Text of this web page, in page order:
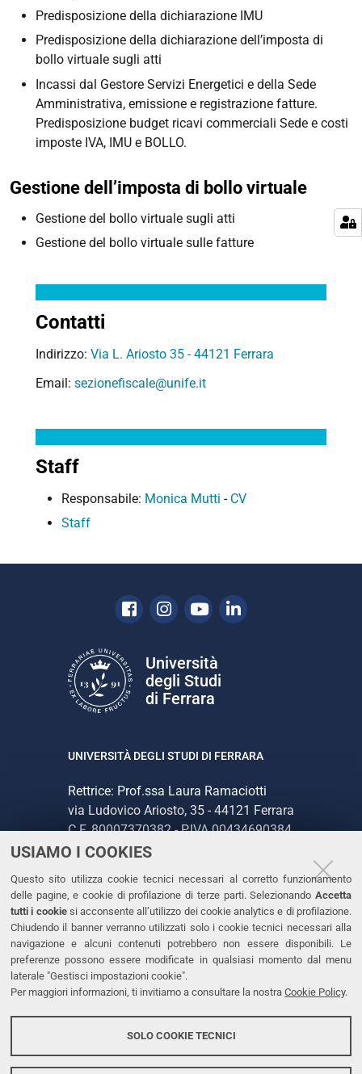
USIAMO I COOKIES
Questo sito utilizza cookie tecnici necessari al corretto funzionamento
delle pagine, e cookie di profilazione di terze parti. Selezionando Accetta
tutti i cookiesi acconsente all’utilizzo dei cookie analytics e di profilazione.
Chiudendo il banner verranno utilizzati solo i cookie tecnici necessari alla
navigazione e alcuni contenuti potrebbero non essere disponibili. Le
preferenze possono essere modificate in qualsiasi momento dal menu
laterale "Gestisci impostazioni cookie".
Per maggiori informazioni, ti invitiamo a consultare la nostra Cookie Policy.
SOLO COOKIE TECNICI
Predisposizione della dichiarazione IMU
Predisposizione della dichiarazione dell’imposta di
bollo virtuale sugli atti
Incassi dal Gestore Servizi Energetici e della Sede
Amministrativa, emissione e registrazione fatture.
Predisposizione budget ricavi commerciali Sede e costi
imposte IVA, IMU e BOLLO.
Gestione dell’imposta di bollo virtuale
Gestione del bollo virtuale sugli atti
Gestione del bollo virtuale sulle fatture
Contatti
Indirizzo: Via L. Ariosto 35 - 44121 Ferrara
Email: sezionefiscale@unife.it
Staff
Responsabile: Monica Mutti - CV
Staff
Facebook
Instagram
YoutubeLinkedin
Università
degli Studi
di Ferrara
UNIVERSITÀ DEGLI STUDI DI FERRARA
Rettrice: Prof.ssa Laura Ramaciotti
via Ludovico Ariosto, 35 - 44121 Ferrara
C.F. 80007370382 - P.IVA 00434690384
CONTATTI
Tel. +39 0532 293111
Fax. +39 0532 293031
PEC
LINKS
Accessibilità
Protezione dati personali